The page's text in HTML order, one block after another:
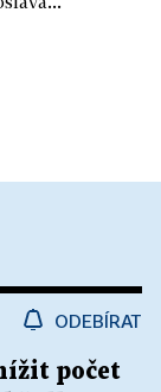
ODEBÍRAT
počet